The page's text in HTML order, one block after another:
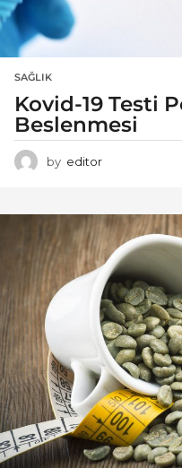
SAĞLIK
Kovid-19 Testi
Beslenmesi
by editor